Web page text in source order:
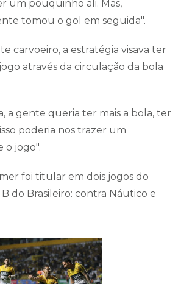
um pouquinho ali. Mas,
tomou o gol em seguida".
carvoeiro, a estratégia visava ter
através da circulação da bola
a gente queria ter mais a bola, ter
poderia nos trazer um
o jogo".
foi titular em dois jogos do
do Brasileiro: contra Náutico e